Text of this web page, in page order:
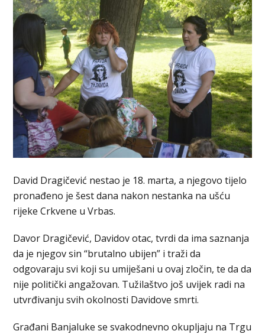
David Dragičević nestao je 18. marta, a njegovo tijelo
pronađeno je šest dana nakon nestanka na ušću
rijeke Crkvene u Vrbas.
Davor Dragičević, Davidov otac, tvrdi da ima saznanja
da je njegov sin “brutalno ubijen” i traži da
odgovaraju svi koji su umiješani u ovaj zločin, te da da
nije politički angažovan. Tužilaštvo još uvijek radi na
utvrđivanju svih okolnosti Davidove smrti.
Građani Banjaluke se svakodnevno okupljaju na Trgu